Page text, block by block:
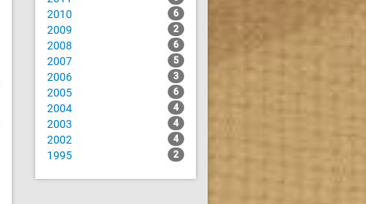
2010 6
2009 2
2008 6
2007 5
2006 3
2005 6
2004 4
2003 4
2002 4
1995 2